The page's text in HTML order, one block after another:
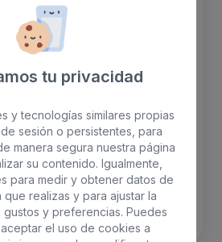
Nevera
tu privacidad
y tecnologías similares propias
sesión o persistentes, para
manera segura nuestra página
su contenido. Igualmente,
para medir y obtener datos de
realizas y para ajustar la
gustos y preferencias. Puedes
el uso de cookies a